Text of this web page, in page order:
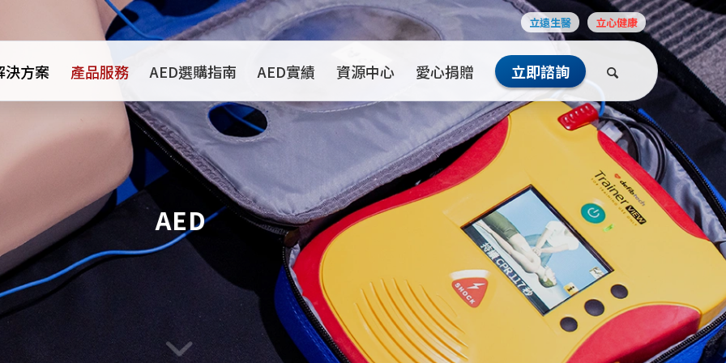
立遠生醫 立心健康
決方案 產品服務 AED選購指南 AED實績 資源中心 愛心捐贈 立即諮詢
AED